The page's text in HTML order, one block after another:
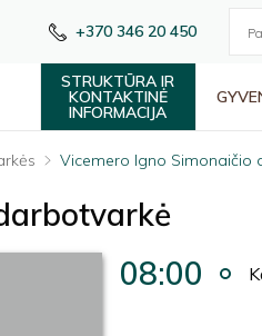
+370 346 20 450
STRUKTŪRA IR
KONTAKTINĖ
INFORMACIJA
Vicemero Igno Simonaičio
08:00